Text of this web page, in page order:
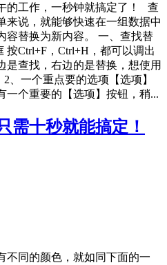
的工作，一秒钟就搞定了！ 查
来说，就能够快速在一组数据中
容替换为新内容。 一、查找替
按Ctrl+F，Ctrl+H，都可以调出
是查找，右边的是替换，想使用
一个重点要的选项【选项】
一个重要的【选项】按钮，稍...
需十秒就能搞定！
不同的颜色，就如同下面的一